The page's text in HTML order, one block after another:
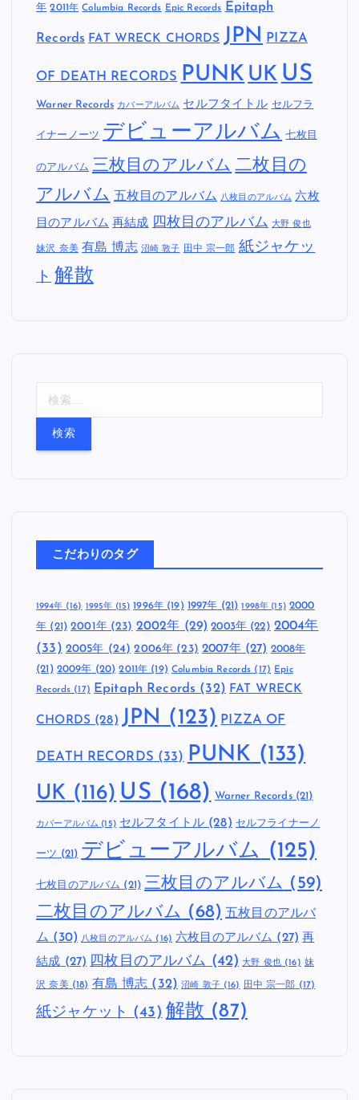
年 2011年 Columbia Records Epic Records Epitaph
Records FAT WRECK CHORDS JPN PIZZA
OF DEATH RECORDS PUNK UK US
Warner Records カバーアルバム セルフタイトル セルフラ
イナーノーツ デビューアルバム 七枚目
のアルバム 三枚目のアルバム 二枚目の
アルバム 五枚目のアルバム 八枚目のアルバム 六枚
目のアルバム 再結成 四枚目のアルバム 大野 俊也
妹沢 奈美 有島 博志 沼崎 敦子 田中 宗一郎 紙ジャケッ
ト 解散
こだわりのタグ
1994年(16) 1995年 (15) 1996年(19) 1997年 (21) 1998年 (15) 2000
年 (21) 2001年(23) 2002年 (29) 2003年 (22) 2004年
(33) 2005年 (24) 2006年 (23) 2007年(27) 2008年
(21) 2009年 (20) 2011年 (19) Columbia Records (17) Epic
Records (17) Epitaph Records (32) FAT WRECK
CHORDS (28) JPN (123) PIZZA OF
DEATH RECORDS (33) PUNK (133)
UK (116) US (168) Warner Records(21)
カバーアルバム (15) セルフタイトル(28) セルフライナーノ
ーツ (21) デビューアルバム (125)
七枚目のアルバム (21) 三枚目のアルバム (59)
二枚目のアルバム (68) 五枚目のアルバ
ム (30) 八枚目のアルバム (16) 六枚目のアルバム (27) 再
結成 (27) 四枚目のアルバム (42) 大野 俊也(16) 妹
沢 奈美(18) 有島 博志 (32) 沼崎 敦子(16) 田中 宗一郎 (17)
紙ジャケット (43) 解散 (87)